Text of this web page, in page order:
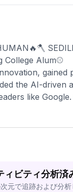
College Alum⚾️
the AI-driven
like
ビティ分析済
元で追跡および分析